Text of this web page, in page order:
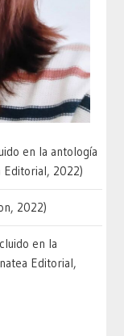
en la antología
Editorial, 2022)
2022)
en la
Editorial,